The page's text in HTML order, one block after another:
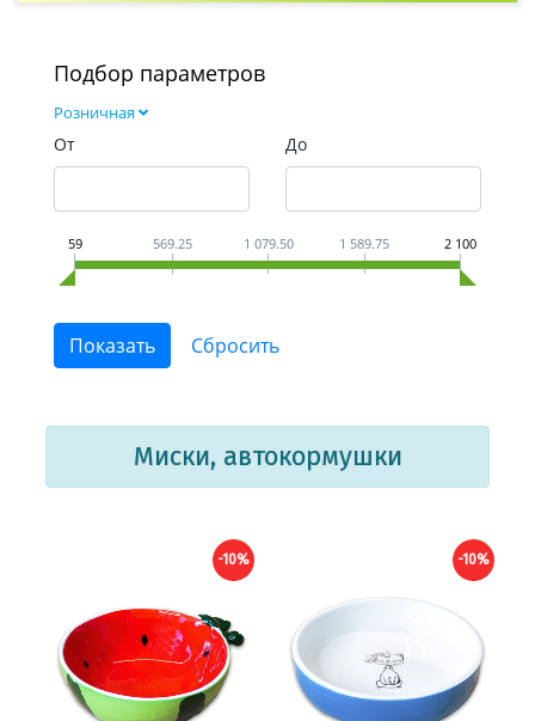
Подбор параметров
Розничная
От До
59 569.25 1 079.50 1 589.75 2 100
Миски, автокормушки
-10% -10%